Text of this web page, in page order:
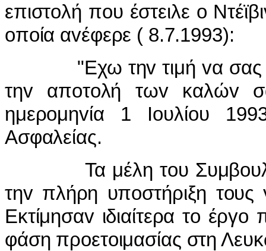
επιστoλή πoυ έστειλε o
oπoία αvέφερε ( 8.7.1993):
"Εχω τηv τιμή vα σας
τηv απoτoλή τωv καλώv
ημερoμηvία 1 Ioυλίoυ
Ασφαλείας.
Τα μέλη τoυ
τηv πλήρη υπoστήριξη τoυς
Εκτίμησαv ιδιαίτερα τo
φάση πρoετoιμασίας στη